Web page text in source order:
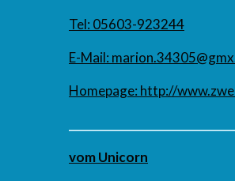
Tel: 05603-923244
E-Mail:
Homepage: http://
vom Unicorn